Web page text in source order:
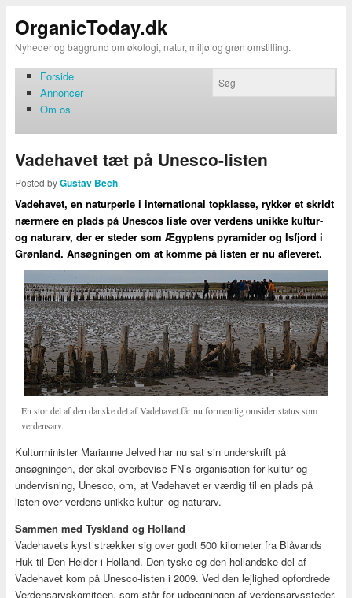
OrganicToday.dk
Nyheder og baggrund om økologi, natur, miljø og grøn omstilling.
Forside
Annoncer
Om os
Vadehavet tæt på Unesco-listen
Posted byGustav Bech
Vadehavet, en naturperle i international topklasse, rykker et skridt
nærmere en plads på Unescos liste over verdens unikke kultur-
og naturarv, der er steder som Ægyptens pyramider og Isfjord i
Grønland. Ansøgningen om at komme på listen er nu afleveret.
En stor del af den danske del af Vadehavet får nu formentlig omsider status som
verdensarv.
Kulturminister Marianne Jelved har nu sat sin underskrift på
ansøgningen, der skal overbevise FN’s organisation for kultur og
undervisning, Unesco, om, at Vadehavet er værdig til en plads på
listen over verdens unikke kultur- og naturarv.
Sammen med Tyskland og Holland
Vadehavets kyst strækker sig over godt 500 kilometer fra Blåvands
Huk til Den Helder i Holland. Den tyske og den hollandske del af
Vadehavet kom på Unesco-listen i 2009. Ved den lejlighed opfordrede
Verdensarvskomiteen, som står for udpegningen af verdensarvssteder,